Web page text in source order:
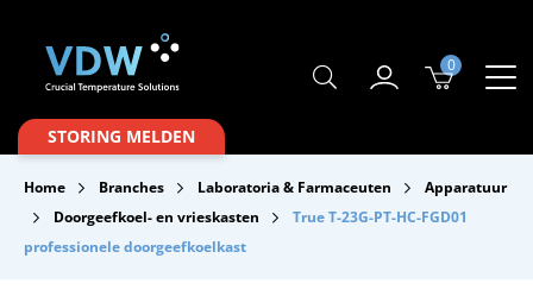
Producten
Branches
Merken
Over VDW
0
STORING MELDEN
Home Branches Laboratoria & Farmaceuten
Apparatuur
Doorgeefkoel- en vrieskasten
True T-23G-PT-HC-FGD01
professionele doorgeefkoelkast